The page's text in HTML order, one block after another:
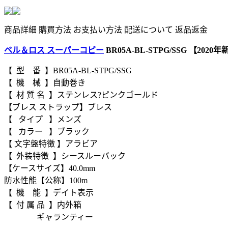
商品詳細 購買方法 お支払い方法 配送について 返品返金
ベル＆ロス スーパーコピー BR05A-BL-STPG/SSG 【2020年
【 型 番 】BR05A-BL-STPG/SSG
【 機 械 】自動巻き
【 材 質 名 】ステンレス?ピンクゴールド
【ブレス ストラップ】ブレス
【 タイプ 】メンズ
【 カラー 】ブラック
【 文字盤特徴 】アラビア
【 外装特徴 】シースルーバック
【ケースサイズ】40.0mm
防水性能【公称】100m
【 機 能 】デイト表示
【 付 属 品 】内外箱
ギャランティー